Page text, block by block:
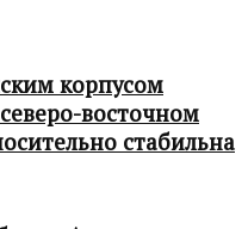
корпусом
восточном
стабильна